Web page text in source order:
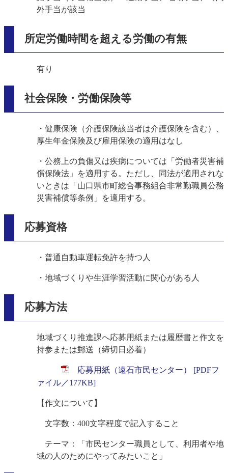
外手当が該当
所定労働時間を超える労働の有無
有り
社会保険・労働保険等
・健康保険（介護保険該当者は介護保険を含む）、
厚生年金保険及び雇用保険の適用はなし
・公務上の負傷又は疾病については「労働者災害補
償保険法」を適用する。ただし、同法が適用されな
いときは「山口県市町総合事務組合非常勤職員公務
災害補償等条例」を適用する。
応募資格
・普通自動車運転免許を持つ人
・地域づくりや生涯学習活動に関心がある人
応募方法
地域づくり推進課へ応募用紙または履歴書と作文を
持参または郵送（締切日必着）
応募用紙（遠石市民センター） [PDFフ
ァイル／177KB]
【作文について】
文字数：400文字程度で記入すること
テーマ：「市民センター職員として、利用者や地
域の人のためにやってみたいこと」